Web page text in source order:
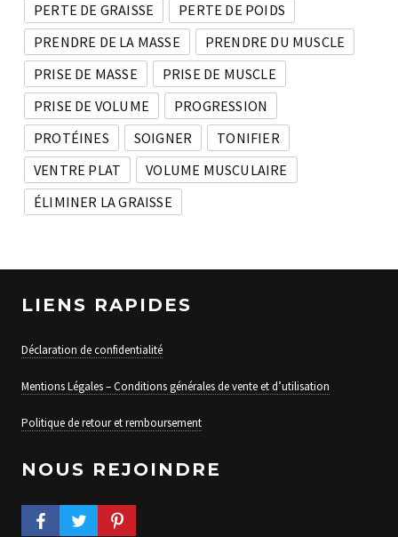
PERTE DE GRAISSE
PERTE DE POIDS
PRENDRE DE LA MASSE
PRENDRE DU MUSCLE
PRISE DE MASSE
PRISE DE MUSCLE
PRISE DE VOLUME
PROGRESSION
PROTÉINES
SOIGNER
TONIFIER
VENTRE PLAT
VOLUME MUSCULAIRE
ÉLIMINER LA GRAISSE
LIENS RAPIDES
Déclaration de confidentialité
Mentions Légales – Conditions générales de vente et d’utilisation
Politique de retour et remboursement
NOUS REJOINDRE
FACEBOOK PROFILE
TWITTER PROFILEPINTEREST PROFILE